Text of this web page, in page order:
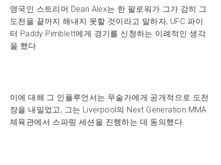
영국인 스트리머 Dean Alex는 한 팔로워가 그가 감히 그
도전을 끝까지 해내지 못할 것이라고 말하자, UFC 파이
터 Paddy Pimblett에게 경기를 신청하는 이례적인 생각
을 했다.
이에 대해 그 인플루언서는 무술가에게 공개적으로 도전
장을 내밀었고, 그는 Liverpool의 Next Generation MMA
체육관에서 스파링 세션을 진행하는 데 동의했다.